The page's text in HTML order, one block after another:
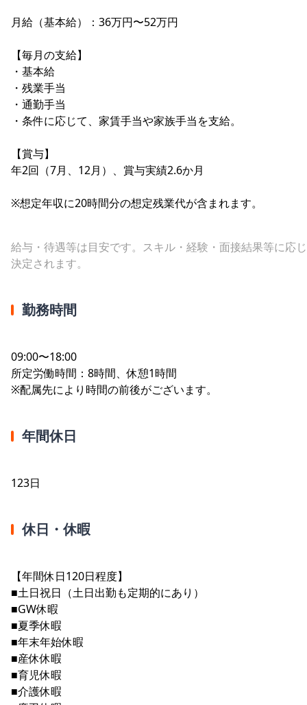
月給（基本給）：36万円〜52万円
【毎月の支給】
・基本給
・残業手当
・通勤手当
・条件に応じて、家賃手当や家族手当を支給。
【賞与】
年2回（7月、12月）、賞与実績2.6か月
※想定年収に20時間分の想定残業代が含まれます。
給与・待遇等は目安です。スキル・経験・面接結果等に応
決定されます。
勤務時間
09:00〜18:00
所定労働時間：8時間、休憩1時間
※配属先により時間の前後がございます。
年間休日
123日
休日・休暇
【年間休日120日程度】
■土日祝日（土日出勤も定期的にあり）
■GW休暇
■夏季休暇
■年末年始休暇
■産休休暇
■育児休暇
■介護休暇